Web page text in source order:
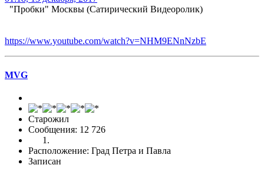
"Пробки" Москвы (Сатирический Видеоролик)
https://www.youtube.com/watch?v=NHM9ENnNzbE
MVG
Старожил
Сообщения: 12 726
Расположение: Град Петра и Павла
Записан